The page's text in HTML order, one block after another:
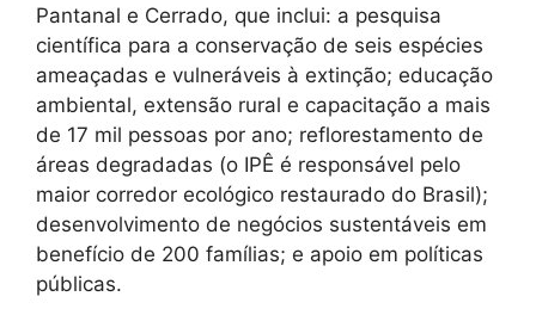
Pantanal e Cerrado, que inclui: a pesquisa
científica para a conservação de seis espécies
ameaçadas e vulneráveis à extinção; educação
ambiental, extensão rural e capacitação a mais
de 17 mil pessoas por ano; reflorestamento de
áreas degradadas (o IPÊ é responsável pelo
maior corredor ecológico restaurado do Brasil);
desenvolvimento de negócios sustentáveis em
benefício de 200 famílias; e apoio em políticas
públicas.